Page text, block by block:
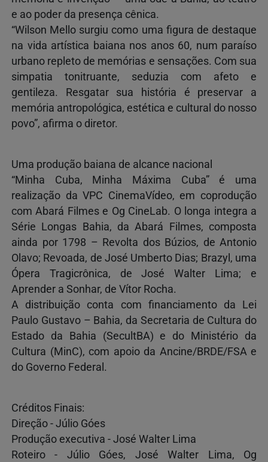
e ao poder da presença cênica.
“Wilson Mello surgiu como uma figura de destaque
na vida artística baiana nos anos 60, num paraíso
urbano repleto de memórias e sensações. Com sua
simpatia tonitruante, seduzia com afeto e
gentileza. Resgatar sua história é preservar a
memória antropológica, estética e cultural do nosso
povo”, afirma o diretor.
Uma produção baiana de alcance nacional
“Minha Cuba, Minha Máxima Cuba” é uma
realização da VPC CinemaVídeo, em coprodução
com Abará Filmes e Og CineLab. O longa integra a
Série Longas Bahia, da Abará Filmes, composta
ainda por 1798 – Revolta dos Búzios, de Antonio
Olavo; Revoada, de José Umberto Dias; Brazyl, uma
Ópera Tragicrônica, de José Walter Lima; e
Aprender a Sonhar, de Vítor Rocha.
A distribuição conta com financiamento da Lei
Paulo Gustavo – Bahia, da Secretaria de Cultura do
Estado da Bahia (SecultBA) e do Ministério da
Cultura (MinC), com apoio da Ancine/BRDE/FSA e
do Governo Federal.
Créditos Finais:
Direção - Júlio Góes
Produção executiva - José Walter Lima
Roteiro - Júlio Góes, José Walter Lima, Og